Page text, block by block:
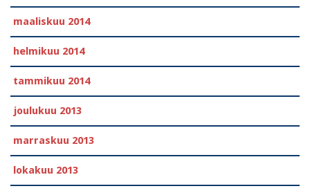
maaliskuu 2014
helmikuu 2014
tammikuu 2014
joulukuu 2013
marraskuu 2013
lokakuu 2013